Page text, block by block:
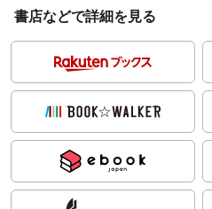
書店などで詳細を見る